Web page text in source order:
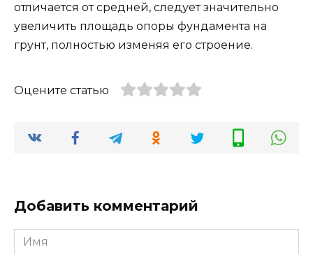
отличается от средней, следует значительно
увеличить площадь опоры фундамента на
грунт, полностью изменяя его строение.
Оцените статью
Добавить комментарий
Имя